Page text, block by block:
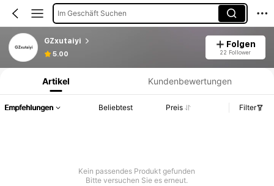
Im Geschäft Suchen
GZxutaiyi
5.00
Folgen
22 Follower
Produktinformation: Preisangabe, Verkaufs- und Lagerbestandsdetails.
Artikel Kundenbewertungen
Empfehlungen Beliebtest Preis Filter
Kein passendes Produkt gefunden
Bitte versuchen Sie es erneut.